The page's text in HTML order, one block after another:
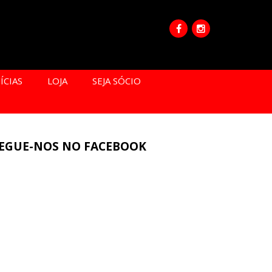
LOJA
SEJA SÓCIO
NOS NO FACEBOOK